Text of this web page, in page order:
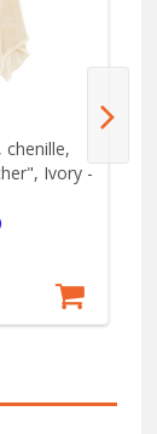
chenille,
Ivory -